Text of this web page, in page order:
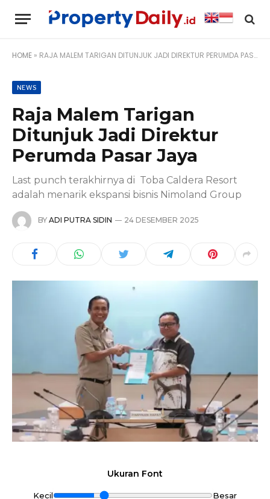
HOME » RAJA MALEM TARIGAN DITUNJUK JADI DIREKTUR PERUMDA PASAR JAYA
NEWS
Raja Malem Tarigan
Ditunjuk Jadi Direktur
Perumda Pasar Jaya
Last punch terakhirnya di Toba Caldera Resort
adalah menarik ekspansi bisnis Nimoland Group
BY ADI PUTRA SIDIN 24 DESEMBER 2025
Ukuran Font
Kecil Besar